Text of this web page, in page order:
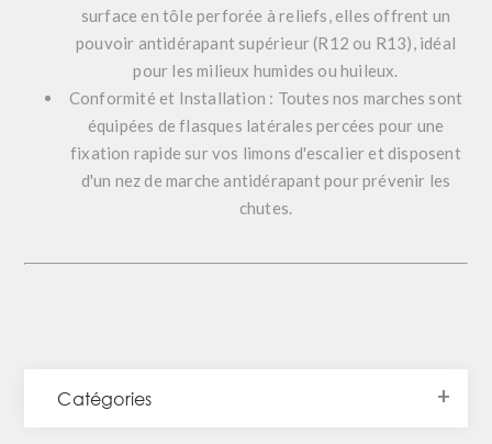
surface en tôle perforée à reliefs, elles offrent un
pouvoir antidérapant supérieur (R12 ou R13), idéal
pour les milieux humides ou huileux.
Conformité et Installation : Toutes nos marches sont
équipées de flasques latérales percées pour une
fixation rapide sur vos limons d'escalier et disposent
d'un nez de marche antidérapant pour prévenir les
chutes.
Catégories